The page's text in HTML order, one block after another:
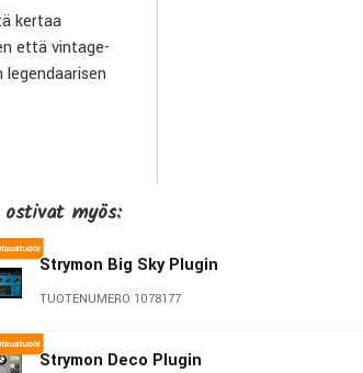
kertaa
että vintage-
myös:
Strymon Big Sky Plugin
TUOTENUMERO 1078177
Strymon Deco Plugin